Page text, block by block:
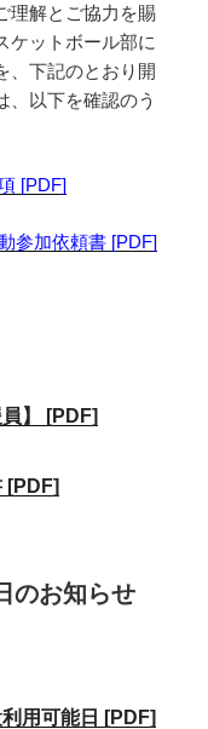
理解とご協力を賜
ケットボール部に
、下記のとおり開
、以下を確認のう
[PDF]
参加依頼書 [PDF]
】 [PDF]
[PDF]
のお知らせ
用可能日 [PDF]